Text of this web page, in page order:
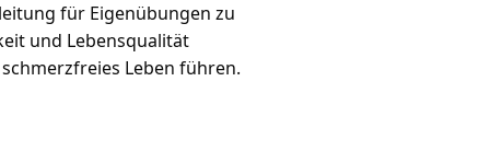
für Eigenübungen zu
und Lebensqualität
Leben führen.